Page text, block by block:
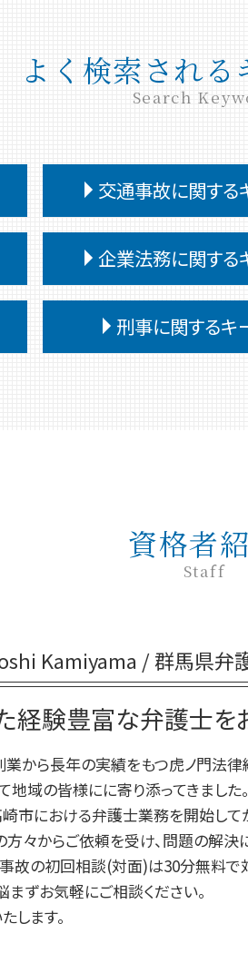
よく検索される
Search
交通事故に関する
交通事故 代車費用 過失
交通事故 供述調書 食い
交通事故 治療費 過失割合
交通事故 慰謝料 通院日数
交通事故 訴えられた
交通事故 過失割合 自己
交通事故 後遺障害認定
交通事故 被害者
交通事故 通院 慰謝料
企業法務に関する
退職勧奨 解雇 違い
企業法務 顧問弁護士
予防法務 弁護士
企業法務 法律
紛争対応 弁護士
顧問弁護士
企業法務 問題点
企業法務 予防法務
パワーハラスメント 定義
刑事に関するキ
刑事事件 種類
刑事事件 相談 窓口
刑事事件 本人訴訟
刑事事件 弁護士 費用
巻き込まれる 刑事事件
刑事事件 流れ 示談
刑事事件 罪 種類
刑事事件 示談
刑事事件 問題点
刑事事件 流れ 期間
刑事事件 流れ
刑事事件 罰金 払えない
資格者
Staff
Kamiyama / 群馬県弁
経験豊富な弁護士を
から長年の実績をもつ虎ノ門法
域の皆様にに寄り添ってきました。
崎市における弁護士業務を開始し
々からご依頼を受け、問題の解決
故の初回相談(対面)は30分無料で
ずお気軽にご相談ください。
します。